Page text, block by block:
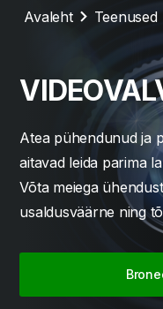
Avaleht Teenused
Atea pühendunud ja
aitavad leida parima
Võta meiega
usaldusväärne ning